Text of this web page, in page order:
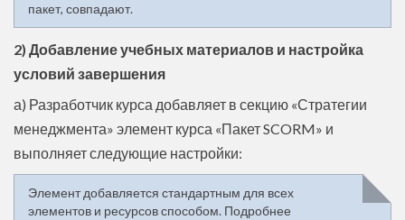
пакет, совпадают.
2) Добавление учебных материалов и настройка
условий завершения
а) Разработчик курса добавляет в секцию «Стратегии
менеджмента» элемент курса «Пакет SCORM» и
выполняет следующие настройки:
Элемент добавляется стандартным для всех
элементов и ресурсов способом. Подробнее